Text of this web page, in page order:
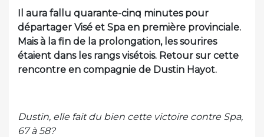
Il aura fallu quarante-cinq minutes pour
départager Visé et Spa en première provinciale.
Mais à la fin de la prolongation, les sourires
étaient dans les rangs visétois. Retour sur cette
rencontre en compagnie de Dustin Hayot.
Dustin, elle fait du bien cette victoire contre Spa,
67 à 58?